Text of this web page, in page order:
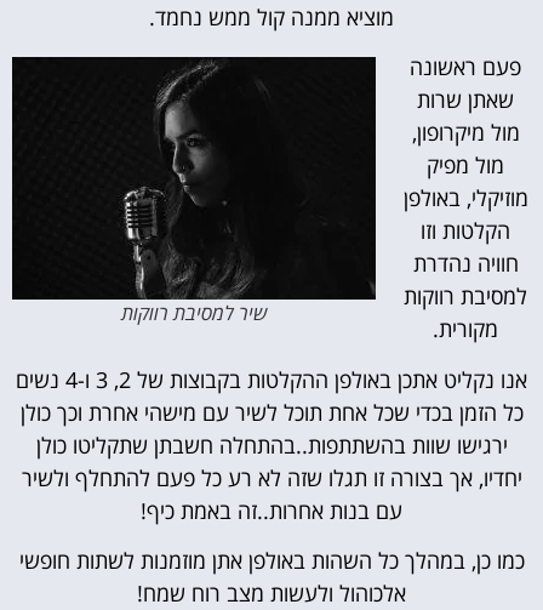
מוציא ממנה קול ממש נחמד.
שיר למסיבת רווקות
פעם ראשונה
שאתן שרות
מול מיקרופון,
מול מפיק
מוזיקלי, באולפן
הקלטות וזו
חוויה נהדרת
למסיבת רווקות
מקורית.
אנו נקליט אתכן באולפן ההקלטות בקבוצות של 2, 3 ו-4 נשים
כל הזמן בכדי שכל אחת תוכל לשיר עם מישהי אחרת וכך כולן
ירגישו שוות בהשתתפות..בהתחלה חשבתן שתקליטו כולן
יחדיו, אך בצורה זו תגלו שזה לא רע כל פעם להתחלף ולשיר
עם בנות אחרות..זה באמת כיף!
כמו כן, במהלך כל השהות באולפן אתן מוזמנות לשתות חופשי
אלכוהול ולעשות מצב רוח שמח!